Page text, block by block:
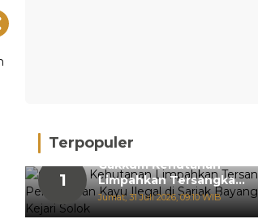
Terpopuler
1
Gakkum Kehutanan
Limpahkan Tersangka
Pemanenan Kayu Ilegal di
Sariak Bayang ke Kejari
Jumat, 31 Juli 2026, 09:10 WIB